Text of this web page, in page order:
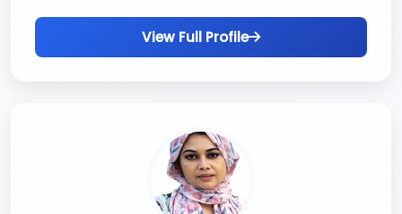
View Full Profile